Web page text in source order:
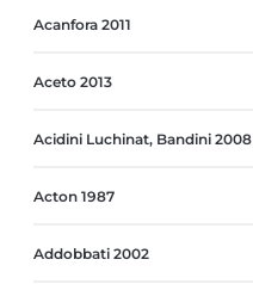
Acanfora 2011
Aceto 2013
Acidini Luchinat, Bandini 2008
Acton 1987
Addobbati 2002